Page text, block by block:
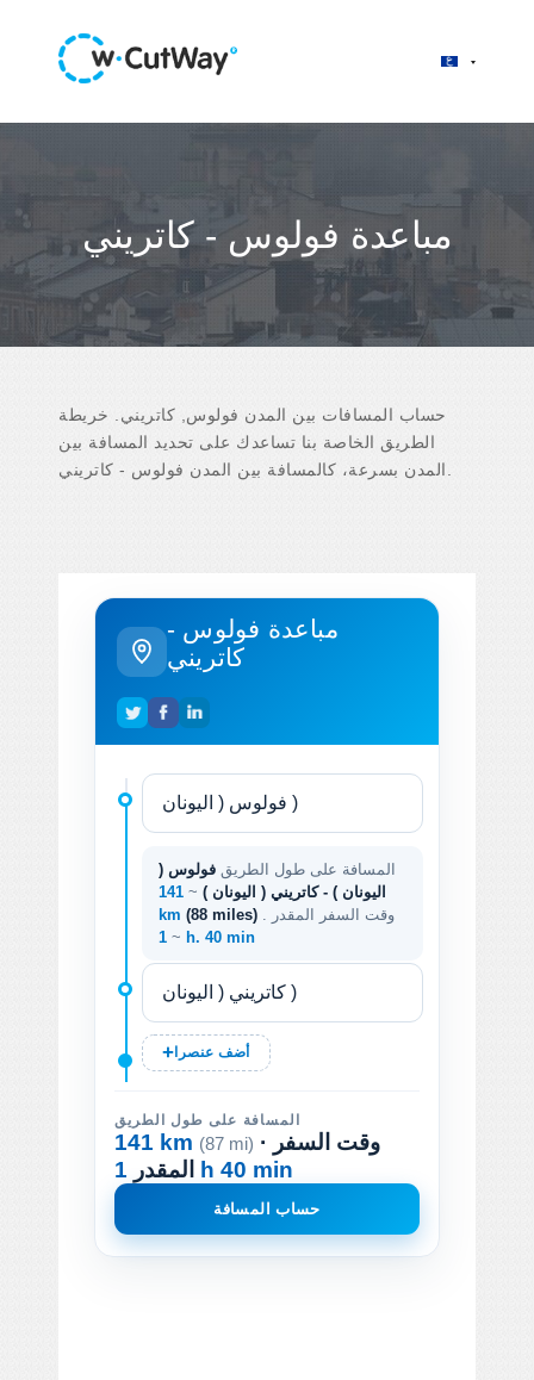
مباعدة فولوس - كاتريني
حساب المسافات بين المدن فولوس, كاتريني. خريطة
الطريق الخاصة بنا تساعدك على تحديد المسافة بين
مباعدة فولوس -
كاتريني
المسافة على طول الطريق فولوس (
اليونان ) - كاتريني ( اليونان ) ~
141
km (88 miles)
~ 1 h. 40 min
أضف عنصرا
المسافة على طول الطريق
141 km (87 mi) · وقت السفر
المقدر 1 h 40 min
حساب المسافة